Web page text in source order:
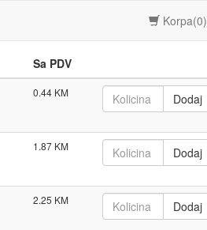
Korpa(0)
Sa PDV
0.44
1.87
2.25